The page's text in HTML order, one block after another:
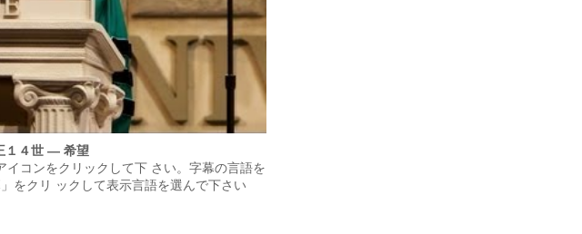
１４世 — 希望
コンをクリックして下 さい。字幕の言語を
をクリ ックして表示言語を選んで下さい